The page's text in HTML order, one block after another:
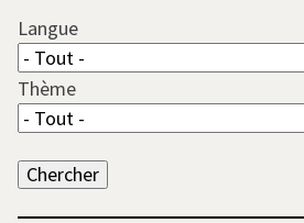
Langue
Thème